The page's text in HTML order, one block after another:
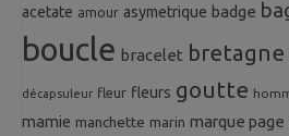
acetate amour asymetrique badge
boucle bracelet bretagne
décapsuleur fleur fleurs goutte
mamie manchette marin marque page